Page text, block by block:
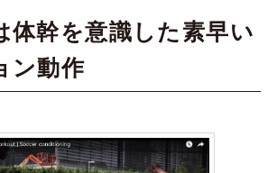
体幹を意識した素早い
ン動作